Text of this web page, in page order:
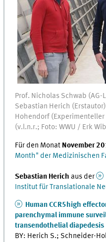
Prof. Nicholas Schwab
Sebastian Herich
Hohendorf
(v.l.n.r.; Foto: WWU / Erk
Für den Monat November
Month" der Medizinischen
Sebastian Herich aus der
Institut für Translationale
Human CCR5high
parenchymal immune
transendothelial diapedesis
BY: Herich S.; Schneider-